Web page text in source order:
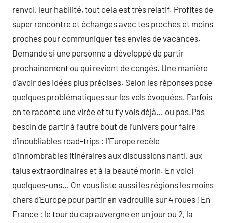
renvoi, leur habilité, tout cela est très relatif. Profites de
super rencontre et échanges avec tes proches et moins
proches pour communiquer tes envies de vacances.
Demande si une personne a développé de partir
prochainement ou qui revient de congés. Une manière
d’avoir des idées plus précises. Selon les réponses pose
quelques problématiques sur les vols évoquées. Parfois
on te raconte une virée et tu t’y vois déjà… ou pas.Pas
besoin de partir à l’autre bout de l’univers pour faire
d’inoubliables road-trips : l’Europe recèle
d’innombrables itinéraires aux discussions nanti, aux
talus extraordinaires et à la beauté morin. En voici
quelques-uns… On vous liste aussi les régions les moins
chers d’Europe pour partir en vadrouille sur 4 roues ! En
France : le tour du cap auvergne en un jour ou 2, la